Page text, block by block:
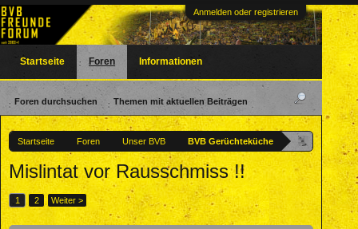
Anmelden oder registrieren
Startseite Foren Unser BVB BVB Gerüchteküche
Mislintat vor Rausschmiss !!
1 2 Weiter >
Startseite Foren
Foren durchsuchen Themen mit aktuellen Beiträgen
Informationen